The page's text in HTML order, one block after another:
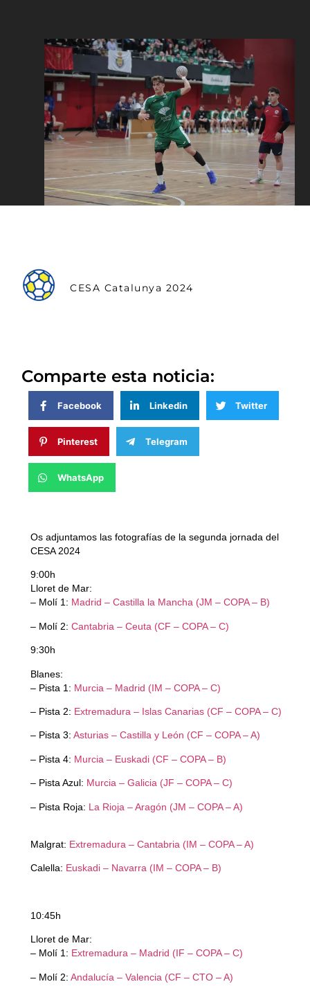
CESA Catalunya 2024
Comparte esta noticia:
Facebook Linkedin Twitter
Pinterest Telegram
WhatsApp
Os adjuntamos las fotografías de la segunda jornada del
CESA 2024
9:00h
Lloret de Mar:
– Molí 1: Madrid – Castilla la Mancha (JM – COPA – B)
– Molí 2: Cantabria – Ceuta (CF – COPA – C)
9:30h
Blanes:
– Pista 1: Murcia – Madrid (IM – COPA – C)
– Pista 2: Extremadura – Islas Canarias (CF – COPA – C)
– Pista 3: Asturias – Castilla y León (CF – COPA – A)
– Pista 4: Murcia – Euskadi (CF – COPA – B)
– Pista Azul: Murcia – Galicia (JF – COPA – C)
– Pista Roja: La Rioja – Aragón (JM – COPA – A)
Malgrat: Extremadura – Cantabria (IM – COPA – A)
Calella: Euskadi – Navarra (IM – COPA – B)
10:45h
Lloret de Mar:
– Molí 1: Extremadura – Madrid (IF – COPA – C)
– Molí 2: Andalucía – Valencia (CF – CTO – A)